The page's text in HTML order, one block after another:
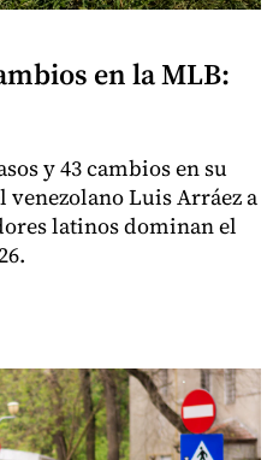
en la MLB:
y 43 cambios en su
Luis Arráez a
latinos dominan el